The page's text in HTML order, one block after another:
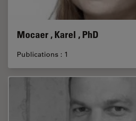
Mocaer , Karel , PhD
Publications : 1